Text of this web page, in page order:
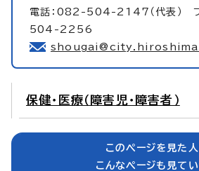
電話：082-504-2147（代表）
504-2256
保健・医療（障害児・障害者）
このページを見た
こんなページも見て